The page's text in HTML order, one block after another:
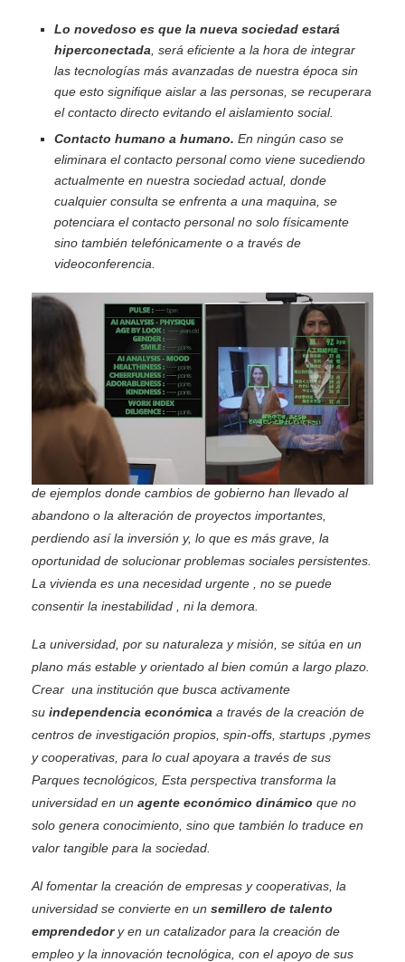
Lo novedoso es que la nueva sociedad estará
hiperconectada , será eficiente a la hora de integrar
las tecnologías más avanzadas de nuestra época sin
que esto signifique aislar a las personas, se recuperara
el contacto directo evitando el aislamiento social.
Contacto humano a humano. En ningún caso se
eliminara el contacto personal como viene sucediendo
actualmente en nuestra sociedad actual, donde
cualquier consulta se enfrenta a una maquina, se
potenciara el contacto personal no solo físicamente
sino también telefónicamente o a través de
videoconferencia.
Universidad del futuro
va mucho más allá de la mera
certificación académica, laindependencia de las
universidadescomo un pilar fundamental es crucial, dos
motivos lo explican claramente:
Esto es vital para asegurar la continuidad y la sostenibilidad
del proyecto a largo plazo. La historia europea está repleta
de ejemplos donde cambios de gobierno han llevado al
abandono o la alteración de proyectos importantes,
perdiendo así la inversión y, lo que es más grave, la
oportunidad de solucionar problemas sociales persistentes.
La vivienda es una necesidad urgente , no se puede
consentir la inestabilidad , ni la demora.
La universidad, por su naturaleza y misión, se sitúa en un
plano más estable y orientado al bien común a largo plazo.
Crear una institución que busca activamente
su independencia económica a través de la creación de
centros de investigación propios, spin-offs, startups ,pymes
y cooperativas, para lo cual apoyara a través de sus
Parques tecnológicos, Esta perspectiva transforma la
universidad en un agente económico dinámico que no
solo genera conocimiento, sino que también lo traduce en
valor tangible para la sociedad.
Al fomentar la creación de empresas y cooperativas, la
universidad se convierte en un semillero de talento
emprendedory en un catalizador para la creación de
empleo y la innovación tecnológica, con el apoyo de sus